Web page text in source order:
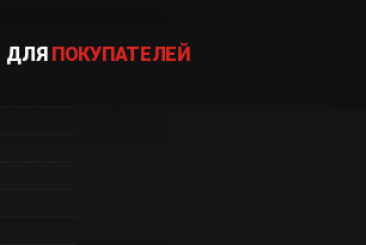
ДЛЯ ПОКУПАТЕЛЕЙ